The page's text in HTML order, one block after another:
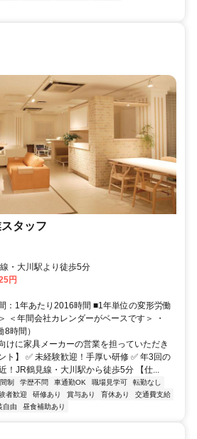
タッフ
・大川駅より徒歩5分
円
：1年あたり2016時間 ■1年単位の変形労働
＜年間会社カレンダーがベースです＞ ・
時間）
けに家具メーカーの営業を担っていただき
ト】 ✅ 未経験歓迎！手厚い研修 ✅ 年3回の
！JR鶴見線・大川駅から徒歩5分 【仕...
制 学歴不問 車通勤OK 職場見学可
転勤なし
者歓迎 研修あり 賞与あり 育休あり
交通費支給
自由 昼食補助あり